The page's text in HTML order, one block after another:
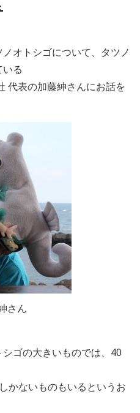
オトシゴについて、タツノ
る
代表の加藤紳さんにお話を
さん
ゴの大きいものでは、40
かないものもいるというお